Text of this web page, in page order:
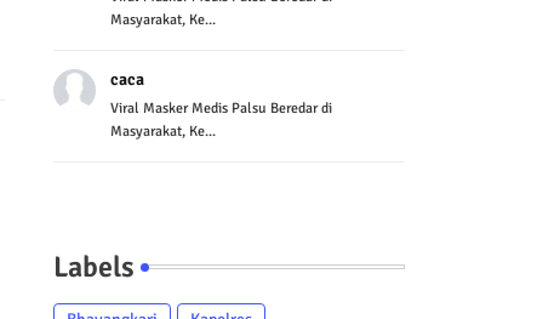
Masyarakat, Ke...
caca
Viral Masker Medis Palsu Beredar di
Masyarakat, Ke...
Labels